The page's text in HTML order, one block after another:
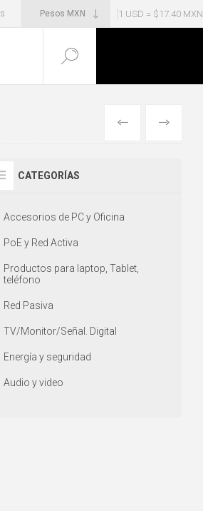
1 USD = $17.40 MXN
ANTERIOR
CATEGORÍAS
Accesorios de PC y Oficina
PoE y Red Activa
Productos para laptop, Tablet,
teléfono
Red Pasiva
TV/Monitor/Señal. Digital
Energía y seguridad
Audio y video